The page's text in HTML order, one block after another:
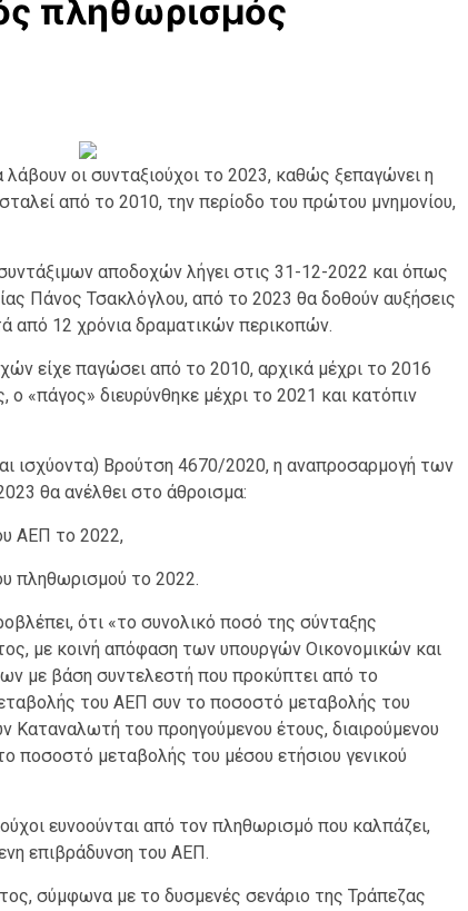
πληθωρισμός
οι συνταξιούχοι το 2023, καθώς ξεπαγώνει η
από το 2010, την περίοδο του πρώτου μνημονίου,
αποδοχών λήγει στις 31-12-2022 και όπως
Πάνος Τσακλόγλου, από το 2023 θα δοθούν αυξήσεις
από 12 χρόνια δραματικών περικοπών.
είχε παγώσει από το 2010, αρχικά μέχρι το 2016
ο «πάγος» διευρύνθηκε μέχρι το 2021 και κατόπιν
ισχύοντα) Βρούτση 4670/2020, η αναπροσαρμογή των
θα ανέλθει στο άθροισμα:
ΑΕΠ το 2022,
πληθωρισμού το 2022.
ότι «το συνολικό ποσό της σύνταξης
με κοινή απόφαση των υπουργών Οικονομικών και
με βάση συντελεστή που προκύπτει από το
του ΑΕΠ συν το ποσοστό μεταβολής του
Καταναλωτή του προηγούμενου έτους, διαιρούμενου
ποσοστό μεταβολής του μέσου ετήσιου γενικού
ευνοούνται από τον πληθωρισμό που καλπάζει,
επιβράδυνση του ΑΕΠ.
σύμφωνα με το δυσμενές σενάριο της Τράπεζας